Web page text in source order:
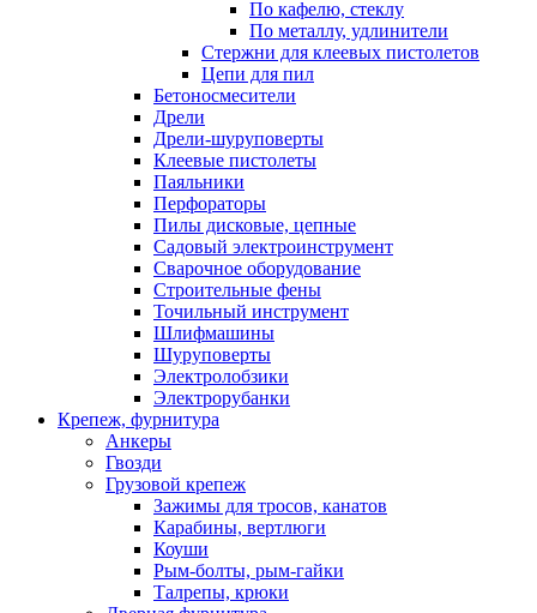
По кафелю, стеклу
По металлу, удлинители
Стержни для клеевых пистолетов
Цепи для пил
Бетоносмесители
Дрели
Дрели-шуруповерты
Клеевые пистолеты
Паяльники
Перфораторы
Пилы дисковые, цепные
Садовый электроинструмент
Сварочное оборудование
Строительные фены
Точильный инструмент
Шлифмашины
Шуруповерты
Электролобзики
Электрорубанки
Крепеж, фурнитура
Анкеры
Гвозди
Грузовой крепеж
Зажимы для тросов, канатов
Карабины, вертлюги
Коуши
Рым-болты, рым-гайки
Талрепы, крюки